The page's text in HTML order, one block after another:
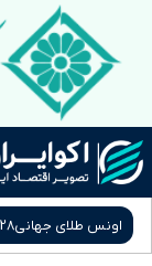
اونس طلای جهانی